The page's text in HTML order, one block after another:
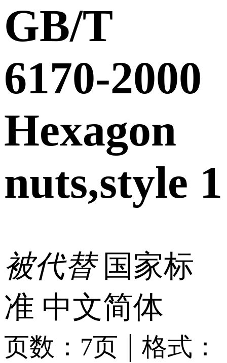
GB/T
6170-2000
Hexagon
nuts,style 1
被代替 国家标
准 中文简体
页数：7页 | 格式：